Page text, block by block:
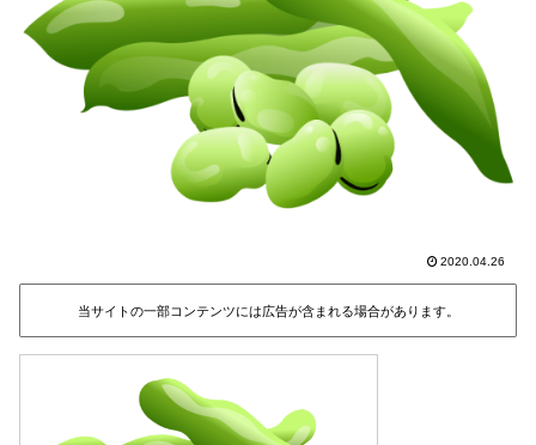
2020.04.26
当サイトの一部コンテンツには広告が含まれる場合があります。